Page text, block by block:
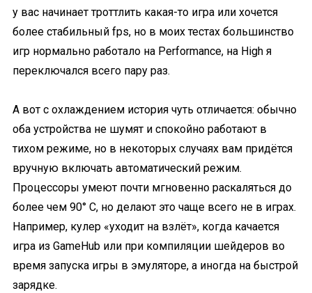
у вас начинает троттлить какая-то игра или хочется
более стабильный fps, но в моих тестах большинство
игр нормально работало на Performance, на High я
переключался всего пару раз.
А вот с охлаждением история чуть отличается: обычно
оба устройства не шумят и спокойно работают в
тихом режиме, но в некоторых случаях вам придётся
вручную включать автоматический режим.
Процессоры умеют почти мгновенно раскаляться до
более чем 90° С, но делают это чаще всего не в играх.
Например, кулер «уходит на взлёт», когда качается
игра из GameHub или при компиляции шейдеров во
время запуска игры в эмуляторе, а иногда на быстрой
зарядке.